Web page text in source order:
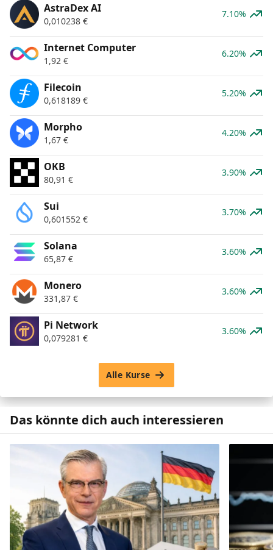
AstraDex AI
0,010238 €
7.10%
Internet Computer
1,92 €
6.20%
Filecoin
0,618189 €
5.20%
Morpho
1,67 €
4.20%
OKB
80,91 €
3.90%
Sui
0,601552 €
3.70%
Solana
65,87 €
3.60%
Monero
331,87 €
3.60%
Pi Network
0,079281 €
3.60%
Alle Kurse
Das könnte dich auch interessieren